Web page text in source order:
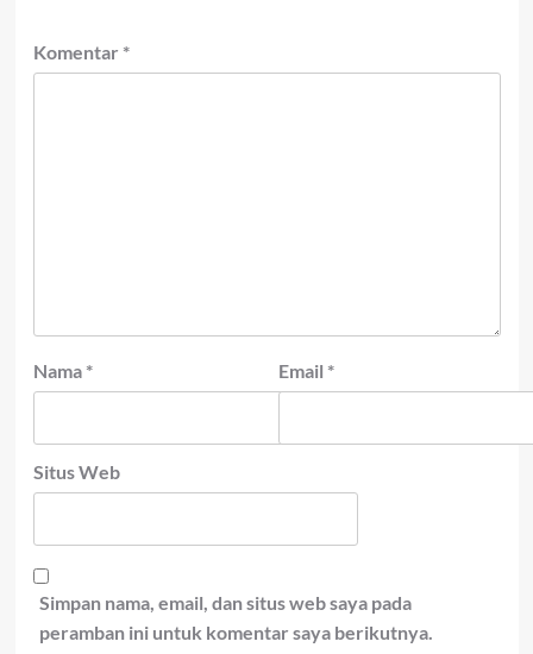
Komentar *
Nama * Email *
Situs Web
Simpan nama, email, dan situs web saya pada
peramban ini untuk komentar saya berikutnya.